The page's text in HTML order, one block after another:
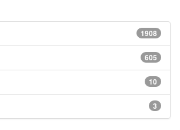
1908
605
10
3